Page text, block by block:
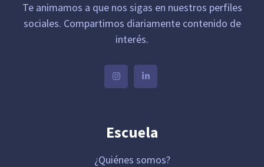
Te animamos a que nos sigas en nuestros perfiles
sociales. Compartimos diariamente contenido de
interés.
Escuela
¿Quiénes somos?